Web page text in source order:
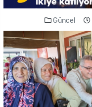
Güncel